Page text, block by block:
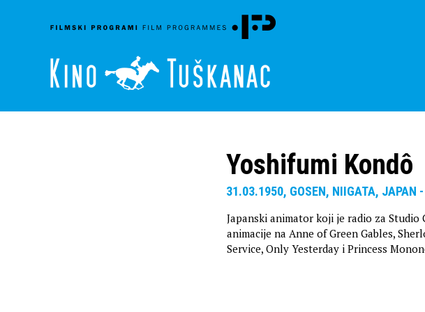
Yoshifumi Kondô
31.03.1950, GOSEN, NIIGATA, JAPAN
Japanski animator koji je radio za Studio
animacije na Anne of Green Gables,
Service, Only Yesterday i Princess